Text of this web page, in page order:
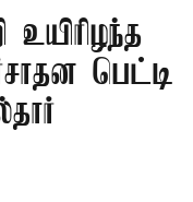
உயிரிழந்த
பெட்டி